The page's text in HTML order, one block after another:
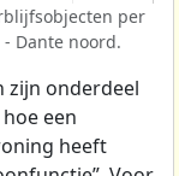
per
Dante noord.
zijn onderdeel
een
heeft